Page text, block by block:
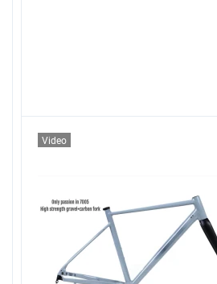
Video